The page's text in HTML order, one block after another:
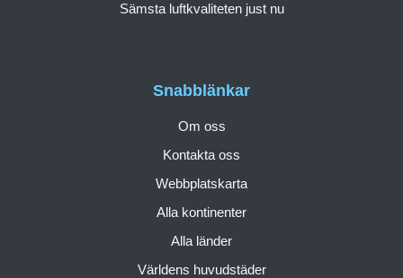
Snabblänkar
Om oss
Kontakta oss
Webbplatskarta
Alla kontinenter
Alla länder
Världens huvudstäder
Sämsta luftkvaliteten just nu